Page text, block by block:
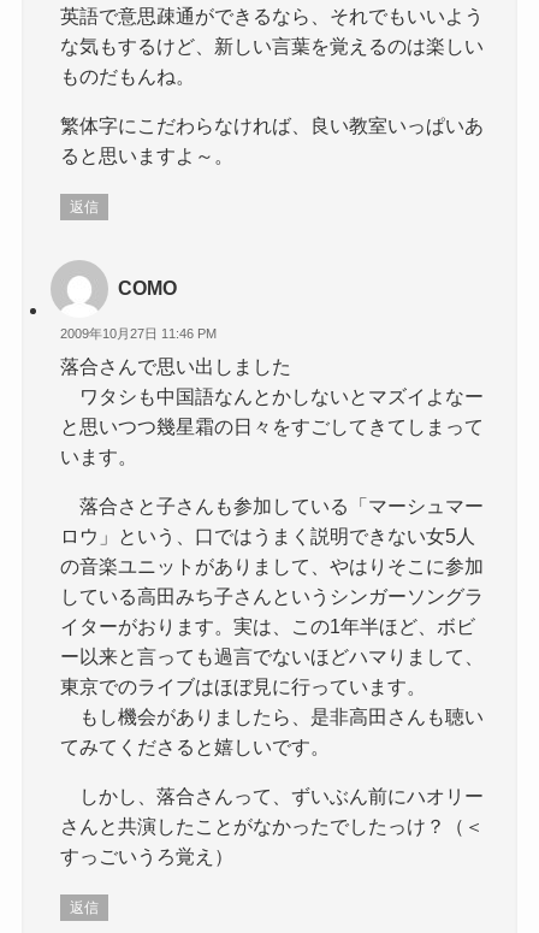
英語で意思疎通ができるなら、それでもいいよう
な気もするけど、新しい言葉を覚えるのは楽しい
ものだもんね。
繁体字にこだわらなければ、良い教室いっぱいあ
ると思いますよ～。
返信
COMO
2009年10月27日 11:46 PM
落合さんで思い出しました
ワタシも中国語なんとかしないとマズイよなー
と思いつつ幾星霜の日々をすごしてきてしまって
います。
落合さと子さんも参加している「マーシュマー
ロウ」という、口ではうまく説明できない女5人
の音楽ユニットがありまして、やはりそこに参加
している高田みち子さんというシンガーソングラ
イターがおります。実は、この1年半ほど、ボビ
ー以来と言っても過言でないほどハマりまして、
東京でのライブはほぼ見に行っています。
もし機会がありましたら、是非高田さんも聴い
てみてくださると嬉しいです。
しかし、落合さんって、ずいぶん前にハオリー
さんと共演したことがなかったでしたっけ？（＜
すっごいうろ覚え）
返信